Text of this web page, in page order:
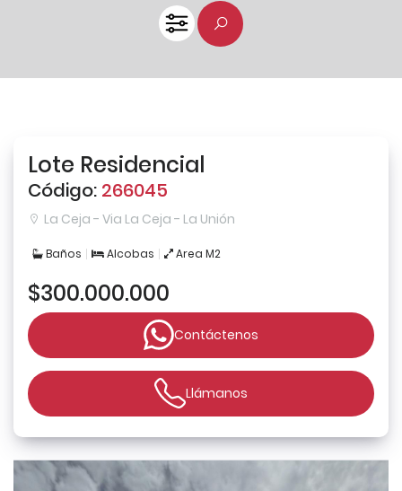
Lote Residencial
Código: 266045
La Ceja - Via La Ceja - La Unión
Baños Alcobas Area M2
$300.000.000
Contáctenos
Llámanos